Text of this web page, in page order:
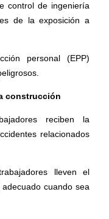
control de ingeniería
de la exposición a
personal (EPP)
construcción
reciben la
relacionados
lleven el
cuando sea